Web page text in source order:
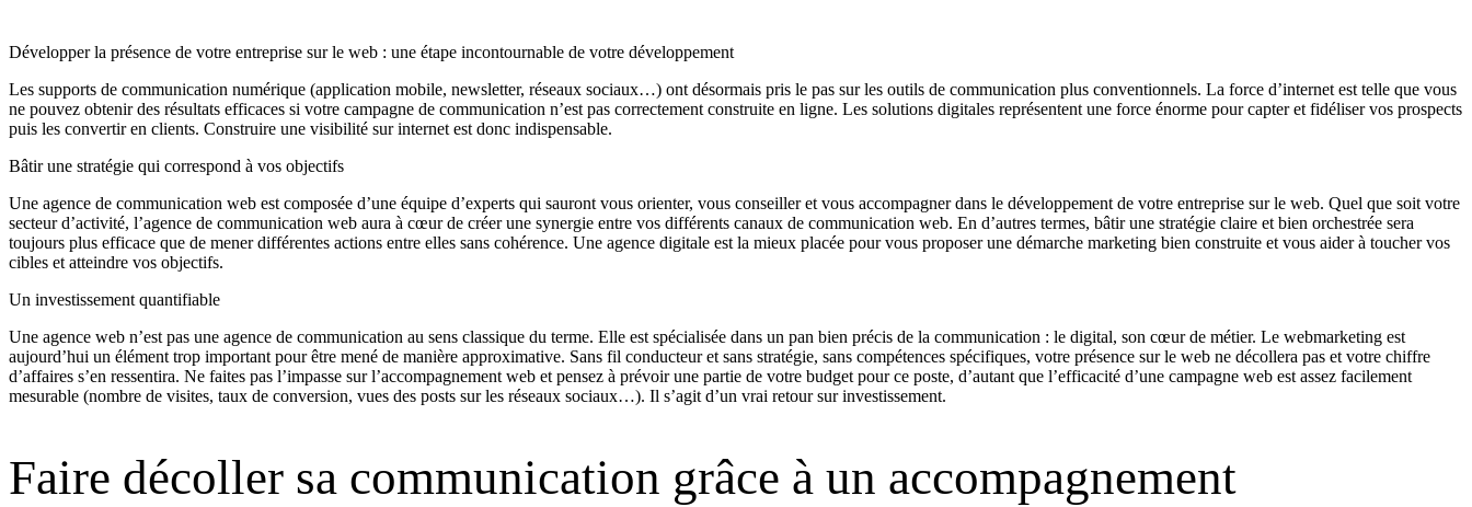
Développer la présence de votre entreprise sur le web : une étape incontournable de votre développement
Les supports de communication numérique (application mobile, newsletter, réseaux sociaux…) ont désormais pris le pas sur les outils de communication plus conventionnels. La force d’internet est telle que vous
ne pouvez obtenir des résultats efficaces si votre campagne de communication n’est pas correctement construite en ligne. Les solutions digitales représentent une force énorme pour capter et fidéliser vos prospects
puis les convertir en clients. Construire une visibilité sur internet est donc indispensable.
Bâtir une stratégie qui correspond à vos objectifs
Une agence de communication web est composée d’une équipe d’experts qui sauront vous orienter, vous conseiller et vous accompagner dans le développement de votre entreprise sur le web. Quel que soit votre
secteur d’activité, l’agence de communication web aura à cœur de créer une synergie entre vos différents canaux de communication web. En d’autres termes, bâtir une stratégie claire et bien orchestrée sera
toujours plus efficace que de mener différentes actions entre elles sans cohérence. Une agence digitale est la mieux placée pour vous proposer une démarche marketing bien construite et vous aider à toucher vos
cibles et atteindre vos objectifs.
Un investissement quantifiable
Une agence web n’est pas une agence de communication au sens classique du terme. Elle est spécialisée dans un pan bien précis de la communication : le digital, son cœur de métier. Le webmarketing est
aujourd’hui un élément trop important pour être mené de manière approximative. Sans fil conducteur et sans stratégie, sans compétences spécifiques, votre présence sur le web ne décollera pas et votre chiffre
d’affaires s’en ressentira. Ne faites pas l’impasse sur l’accompagnement web et pensez à prévoir une partie de votre budget pour ce poste, d’autant que l’efficacité d’une campagne web est assez facilement
mesurable (nombre de visites, taux de conversion, vues des posts sur les réseaux sociaux…). Il s’agit d’un vrai retour sur investissement.
Faire décoller sa communication grâce à un accompagnement